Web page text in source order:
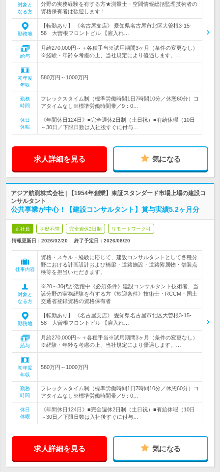
対象と
なる方
分野の実務経験を有する方★測量士・空間情報総括監理技術者の
資格保有者は歓迎します！
勤務地
【転勤あり】 《名古屋支店》 愛知県名古屋市北区大曽根3-15-
58 大曽根フロントビル 【雇入れ…
給与
月給270,000円～＋各種手当※試用期間3ヶ月（条件の変更なし）
※経験・年齢を考慮の上、当社規定により優遇します。…
初年度
年収
580万円～1000万円
勤務
時間
フレックスタイム制（標準労働時間1日7時間10分／休憩60分）コ
アタイムなし※標準労働時間帯／9：0…
休日
休暇
《年間休日124日》■完全週休2日制（土日祝）■有給休暇（10日
～30日／下限日数は入社後すぐに付与…
求人詳細を見る 気になる
アジア航測株式会社 | 【1954年創業】東証スタンダード市場上場の建設コ
ンサルタント
公共事業が中心！【建設コンサルタント】賞与実績5.2ヶ月分
正社員 学歴不問 完全週休2日制 リモートワーク可
情報更新日：2026/02/20 終了予定日： 2026/08/20
仕事内容
資格・スキル・経験に応じて、建設コンサルタントとして各種分
野における計画設計および橋梁・道路施設・道路附属物・舗装点
検等を担当いただきます。
対象と
なる方
※20～30代が活躍中《必須条件》建設コンサルタント技術者、当
該分野の実務経験を有する方《歓迎条件》技術士・RCCM・国土
交通省登録資格の資格保有者
勤務地
【転勤あり】 《名古屋支店》 愛知県名古屋市北区大曽根3-15-
58 大曽根フロントビル 【雇入れ…
給与
月給270,000円～＋各種手当※試用期間3ヶ月（条件の変更なし）
※経験・年齢を考慮の上、当社規定により優遇します。…
初年度
年収
580万円～1000万円
勤務
時間
フレックスタイム制（標準労働時間1日7時間10分／休憩60分）コ
アタイムなし※標準労働時間帯／9：0…
休日
休暇
《年間休日124日》■完全週休2日制（土日祝）■有給休暇（10日
～30日／下限日数は入社後すぐに付与…
求人詳細を見る 気になる